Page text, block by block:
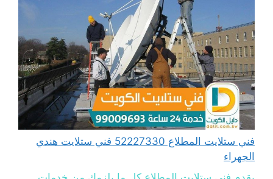
فني ستلايت المطلاع 52227330 فني ستلايت هندي
الجهراء